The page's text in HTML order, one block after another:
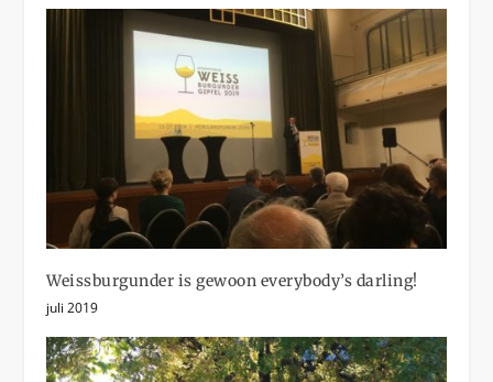
Weissburgunder is gewoon everybody’s darling!
juli 2019